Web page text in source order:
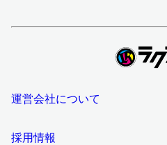
運営会社について
採用情報